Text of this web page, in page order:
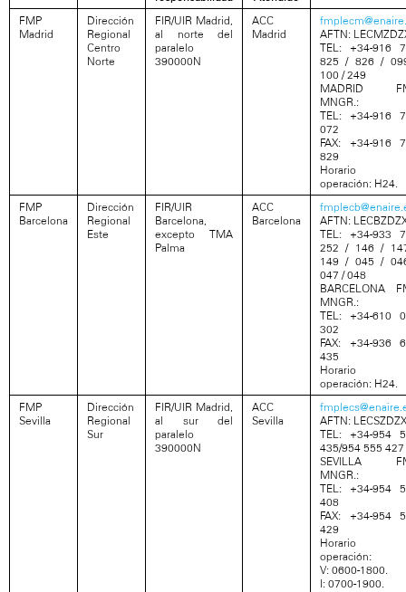
FMP
Madrid
Dirección
Regional
Centro
Norte
FIR/UIR Madrid,
al norte del
paralelo
390000N
ACC
Madrid
AFTN:
TEL: +34-916
825 / 826 /
100 / 249
MADRID
MNGR.:
TEL: +34-916
072
FAX: +34-916
829
Horario
operación: H24.
FMP
Barcelona
Dirección
Regional
Este
FIR/UIR
Barcelona,
excepto TMA
Palma
ACC
Barcelona
AFTN:
TEL: +34-933
252 / 146 /
149 / 045 /
047 / 048
BARCELONA
MNGR.:
TEL: +34-610
302
FAX: +34-936
435
Horario
operación: H24.
FMP
Sevilla
Dirección
Regional
Sur
FIR/UIR Madrid,
al sur del
paralelo
390000N
ACC
Sevilla
AFTN: LECSZDZX
TEL: +34-954
435/954 555 427
SEVILLA
MNGR.:
TEL: +34-954
408
FAX: +34-954
429
Horario
operación:
V: 0600-1800.
I: 0700-1900.